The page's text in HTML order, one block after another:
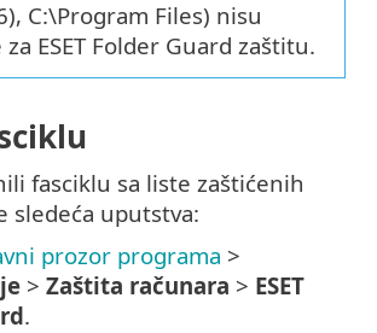
C:\Program Files) nisu
ESET Folder Guard zaštitu.
fasciklu sa liste zaštićenih
sledeća uputstva:
prozor programa >
> Zaštita računara > ESET
.